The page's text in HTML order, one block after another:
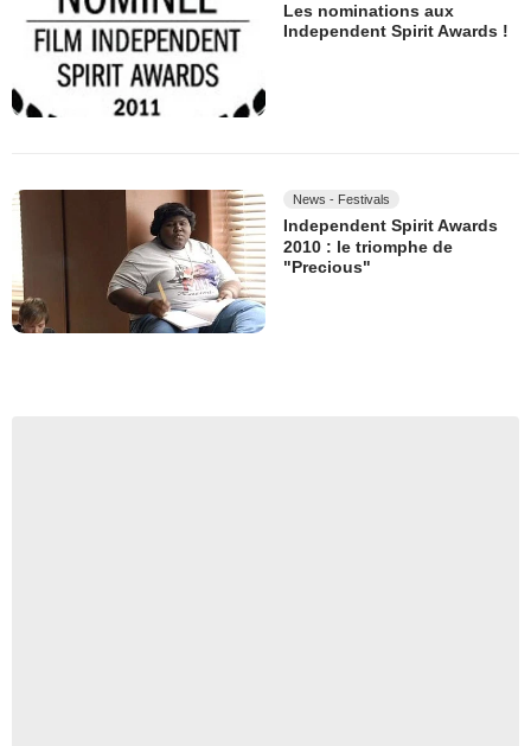
Les nominations aux
Independent Spirit Awards !
News - Festivals
Independent Spirit Awards
2010 : le triomphe de
"Precious"